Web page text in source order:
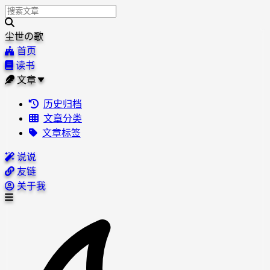
尘世の歌
首页
读书
文章
历史归档
文章分类
文章标签
说说
友链
关于我